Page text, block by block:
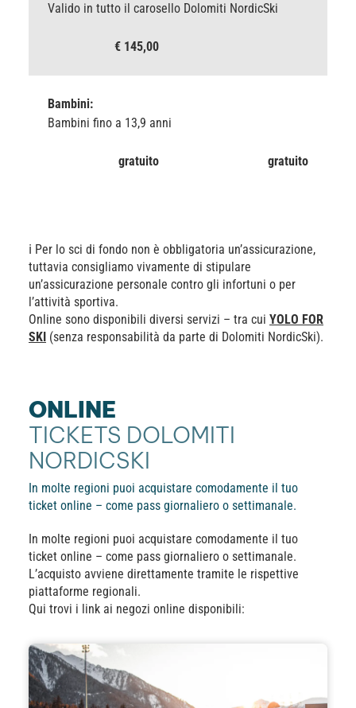
Valido in tutto il carosello Dolomiti NordicSki
€ 145,00
Bambini:
Bambini fino a 13,9 anni
gratuito gratuito
ℹ️ Per lo sci di fondo non è obbligatoria un’assicurazione,
tuttavia consigliamo vivamente di stipulare
un’assicurazione personale contro gli infortuni o per
l’attività sportiva.
Online sono disponibili diversi servizi – tra cui YOLO FOR
SKI (senza responsabilità da parte di Dolomiti NordicSki).
ONLINE
TICKETS DOLOMITI
NORDICSKI
In molte regioni puoi acquistare comodamente il tuo
ticket online – come pass giornaliero o settimanale.
In molte regioni puoi acquistare comodamente il tuo
ticket online – come pass giornaliero o settimanale.
L’acquisto avviene direttamente tramite le rispettive
piattaforme regionali.
Qui trovi i link ai negozi online disponibili: